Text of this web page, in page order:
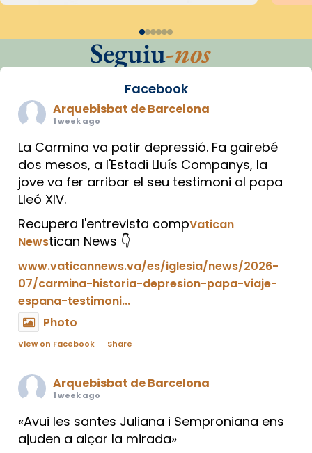
Seguiu-nos
Facebook
Arquebisbat de Barcelona
1 week ago
La Carmina va patir depressió. Fa gairebé
dos mesos, a l'Estadi Lluís Companys, la
jove va fer arribar el seu testimoni al papa
Lleó XIV.
Recupera l'entrevista compVatican
Newstican News 👇
www.vaticannews.va/es/iglesia/news/2026-
07/carmina-historia-depresion-papa-viaje-
espana-testimoni...
Photo
View on Facebook · Share
Arquebisbat de Barcelona
1 week ago
«Avui les santes Juliana i Semproniana ens
ajuden a alçar la mirada»